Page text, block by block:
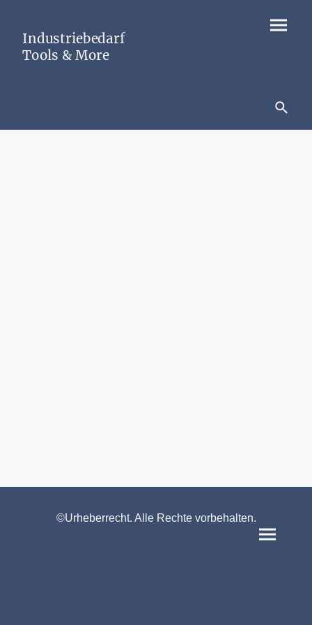
Industriebedarf
Tools & More
©Urheberrecht. Alle Rechte vorbehalten.